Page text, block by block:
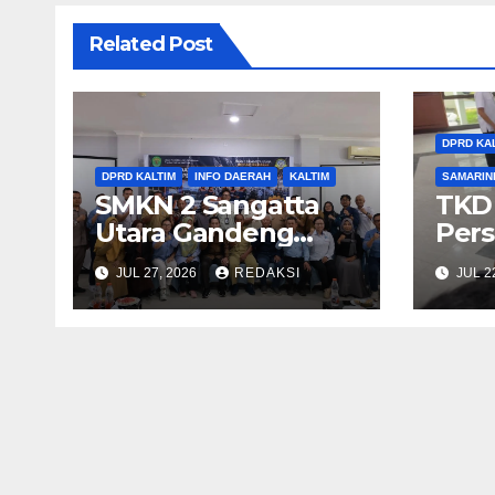
Related Post
DPRD KALTIM INFO DAERAH KALTIM
SMKN 2 Sangatta
Utara Gandeng
Industri Raksasa,
Agus Aras Minta
MoU Tak Sekadar
JUL 27, 2026 REDAKSI
DPRD
JUL